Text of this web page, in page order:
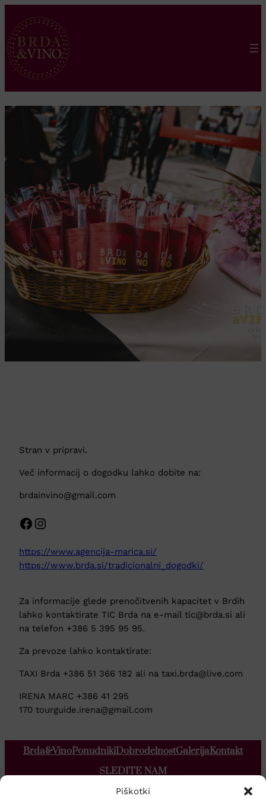
Piškotki
Stran v pripravi.
Več informacij o dogodku lahko dobite na:
brdainvino@gmail.com
Facebook
Instagram
https://www.agencija-marica.si/
https://www.brda.si/tradicionalni_dogodki/
Za informacije glede prenočitvenih kapacitet v Brdih
lahko kontaktirate TIC Brda na e-mail tic@brda.si ali
na telefon +386 5 395 95 95.
Za prevoze lahko kontaktirate:
TAXI Brda +386 51 366 182 ali na taxi.brda@live.com
IRENA MARC +386 41 295
170 tourguide.irena@gmail.com
Brda&VinoPonudnikiDobrodelnostGalerijaKontakt
SLEDITE NAM